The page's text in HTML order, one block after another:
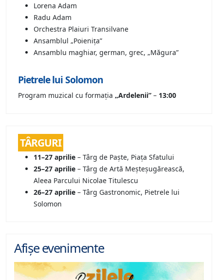
Lorena Adam
Radu Adam
Orchestra Plaiuri Transilvane
Ansamblul „Poienița”
Ansamblu maghiar, german, grec, „Măgura”
Pietrele lui Solomon
Program muzical cu formația „Ardelenii” – 13:00
TÂRGURI
11–27 aprilie – Târg de Paște, Piața Sfatului
25–27 aprilie – Târg de Artă Meșteșugărească,
Aleea Parcului Nicolae Titulescu
26–27 aprilie – Târg Gastronomic, Pietrele lui
Solomon
Afișe evenimente